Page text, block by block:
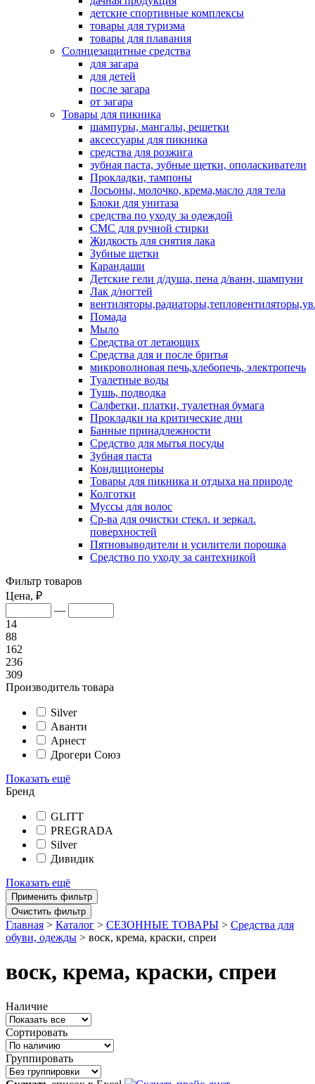
детские спортивные комплексы
товары для туризма
товары для плавания
Солнцезащитные средства
для загара
для детей
после загара
от загара
Товары для пикника
шампуры, мангалы, решетки
аксессуары для пикника
средства для розжига
зубная паста, зубные щетки, ополаскиватели
Прокладки, тампоны
Лосьоны, молочко, крема,масло для тела
Блоки для унитаза
средства по уходу за одеждой
СМС для ручной стирки
Жидкость для снятия лака
Зубные щетки
Карандаши
Детские гели д/душа, пена д/ванн, шампуни
Лак д/ногтей
Помада
Мыло
Средства от летающих
Средства для и после бритья
микроволновая печь,хлебопечь, электропечь
Туалетные воды
Тушь, подводка
Салфетки, платки, туалетная бумага
Прокладки на критические дни
Банные принадлежности
Средство для мытья посуды
Зубная паста
Кондиционеры
Товары для пикника и отдыха на природе
Колготки
Муссы для волос
Ср-ва для очистки стекл. и зеркал.
поверхностей
Пятновыводители и усилители порошка
Средство по уходу за сантехникой
Фильтр товаров
Цена, ₽
—
14
88
162
236
309
Производитель товара
Silver
Аванти
Арнест
Дрогери Союз
Показать ещё
Бренд
GLITT
PREGRADA
Silver
Дивидик
Показать ещё
Главная > Каталог > СЕЗОННЫЕ ТОВАРЫ > Средства для
обуви, одежды > воск, крема, краски, спреи
воск, крема, краски, спреи
Наличие
Сортировать
Группировать